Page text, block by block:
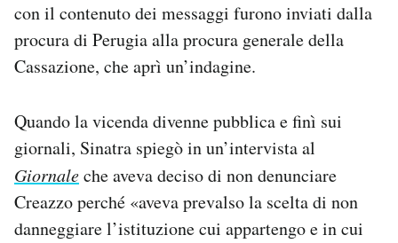
con il contenuto dei messaggi furono inviati dalla
procura di Perugia alla procura generale della
Cassazione, che aprì un’indagine.
Quando la vicenda divenne pubblica e finì sui
giornali, Sinatra spiegò in un’intervista al
Giornaleche aveva deciso di non denunciare
Creazzo perché «aveva prevalso la scelta di non
danneggiare l’istituzione cui appartengo e in cui